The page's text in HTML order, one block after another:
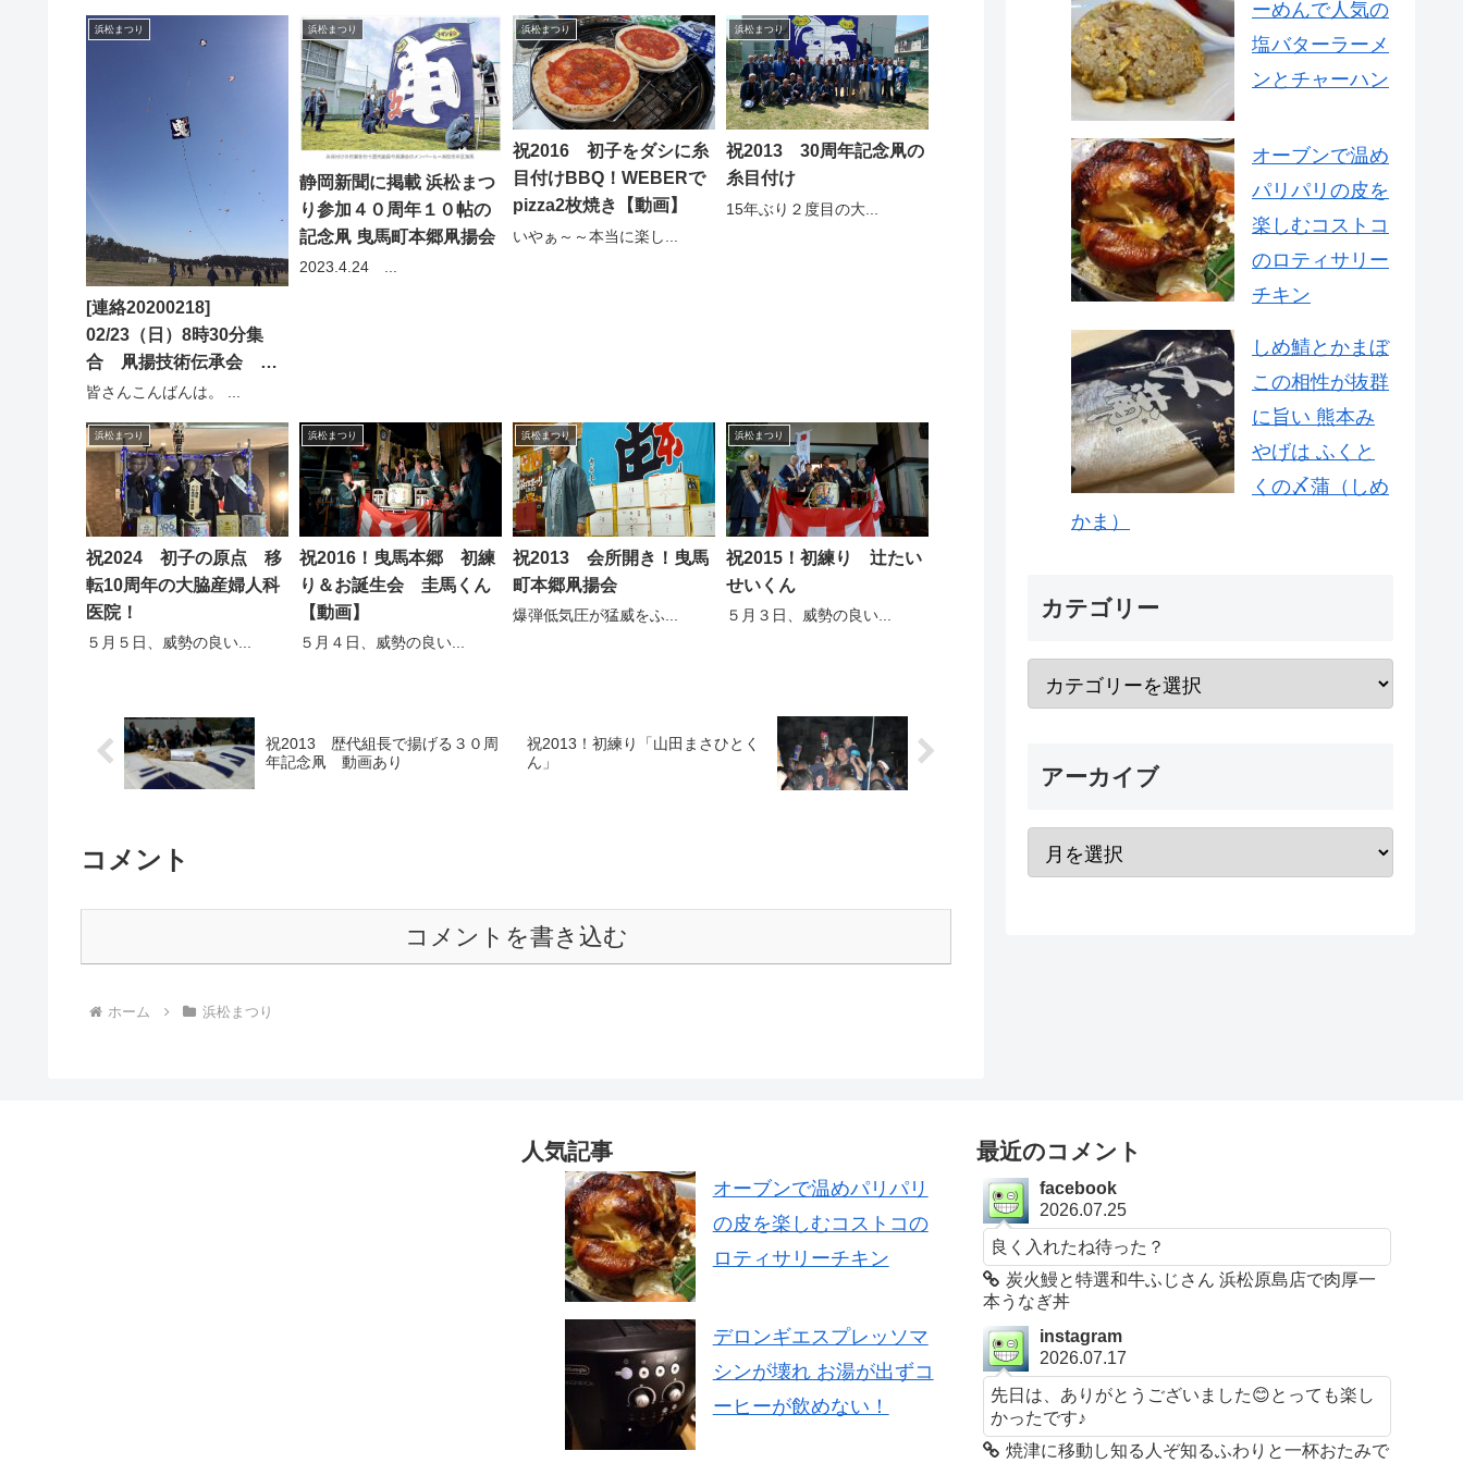
浜松まつり
[連絡20200218]
02/23（日）8時30分集
合 凧揚技術伝承会 組
長より
皆さんこんばんは。 ...
浜松まつり
静岡新聞に掲載 浜松まつ
り参加４０周年１０帖の
記念凧 曳馬町本郷凧揚会
2023.4.24 ...
浜松まつり
祝2016 初子をダシに糸
目付けBBQ！WEBERで
pizza2枚焼き【動画】
いやぁ～～本当に楽し...
浜松まつり
祝2013 30周年記念凧の
糸目付け
15年ぶり２度目の大...
浜松まつり
祝2024 初子の原点 移
転10周年の大脇産婦人科
医院！
５月５日、威勢の良い...
浜松まつり
祝2016！曳馬本郷 初練
り＆お誕生会 圭馬くん
【動画】
５月４日、威勢の良い...
浜松まつり
祝2013 会所開き！曳馬
町本郷凧揚会
爆弾低気圧が猛威をふ...
浜松まつり
祝2015！初練り 辻たい
せいくん
５月３日、威勢の良い...
祝2013 歴代組長で揚げる３０周
年記念凧 動画あり
祝2013！初練り「山田まさひとく
ん」
コメント
コメントを書き込む
ホーム 浜松まつり
ーめんで人気の
塩バターラーメ
ンとチャーハン
オーブンで温め
パリパリの皮を
楽しむコストコ
のロティサリー
チキン
しめ鯖とかまぼ
この相性が抜群
に旨い 熊本み
やげは ふくと
くの〆蒲（しめ
かま）
カテゴリー
アーカイブ
人気記事
オーブンで温めパリパリ
の皮を楽しむコストコの
ロティサリーチキン
デロンギエスプレッソマ
シンが壊れ お湯が出ずコ
ーヒーが飲めない！
最近のコメント
facebook
2026.07.25
良く入れたね待った？
炭火鰻と特選和牛ふじさん 浜松原島店で肉厚一
本うなぎ丼
instagram
2026.07.17
先日は、ありがとうございました😊とっても楽し
かったです♪
焼津に移動し知る人ぞ知るふわりと一杯おたみで